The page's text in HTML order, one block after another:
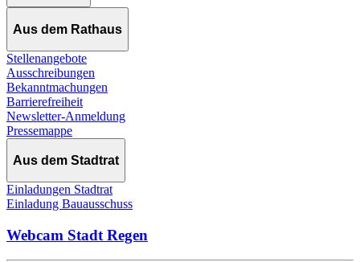
Aus dem Rathaus
Stellenangebote
Ausschreibungen
Bekanntmachungen
Barrierefreiheit
Newsletter-Anmeldung
Pressemappe
Aus dem Stadtrat
Einladungen Stadtrat
Einladung Bauausschuss
Webcam Stadt Regen